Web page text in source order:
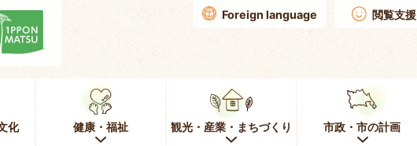
Foreign language 閲覧支援
化 健康・福祉 観光・産業・まちづくり 市政・市の計画